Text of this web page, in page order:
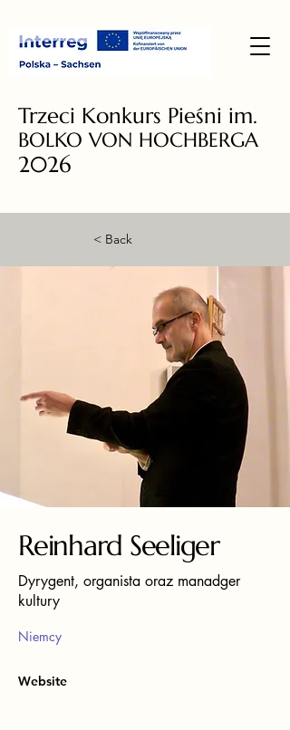
Trzeci Konkurs Pieśni im.
BOLKO VON HOCHBERGA
2026
< Back
Reinhard Seeliger
Dyrygent, organista oraz manadger
kultury
Niemcy
Website